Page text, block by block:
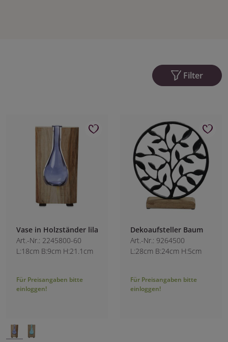
Filter
Vase in Holzständer lila
Art.-Nr.: 2245800-60
L:18cm B:9cm H:21.1cm
Für Preisangaben bitte
einloggen!
Dekoaufsteller Baum
Art.-Nr.: 9264500
L:28cm B:24cm H:5cm
Für Preisangaben bitte
einloggen!